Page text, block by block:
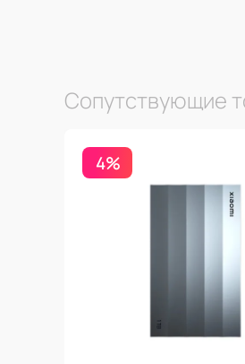
Сопутствующие
4%